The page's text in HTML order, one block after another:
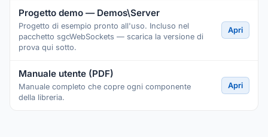
Progetto demo — Demos\Server
Progetto di esempio pronto all'uso. Incluso nel
pacchetto sgcWebSockets — scarica la versione di
prova qui sotto.
Apri
Manuale utente (PDF)
Manuale completo che copre ogni componente
della libreria.
Apri